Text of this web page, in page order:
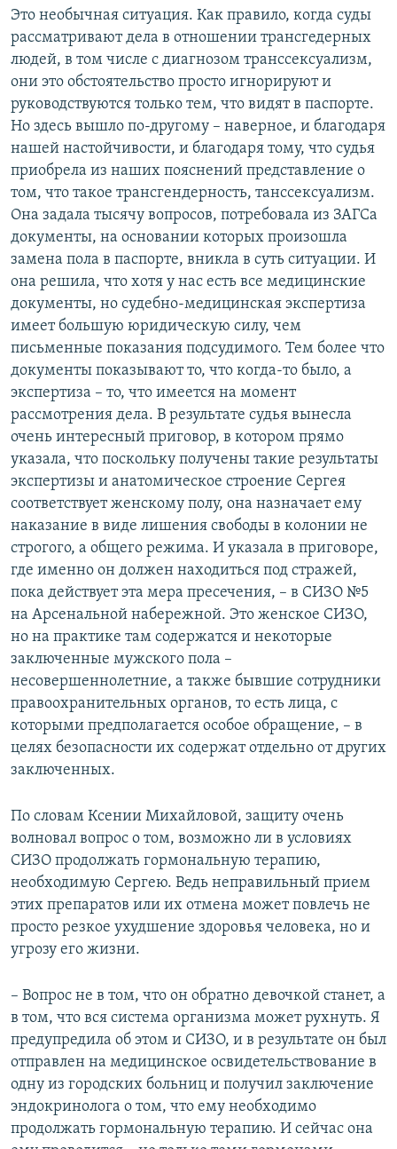
Это необычная ситуация. Как правило, когда суды
рассматривают дела в отношении трансгедерных
людей, в том числе с диагнозом транссексуализм,
они это обстоятельство просто игнорируют и
руководствуются только тем, что видят в паспорте.
Но здесь вышло по-другому – наверное, и благодаря
нашей настойчивости, и благодаря тому, что судья
приобрела из наших пояснений представление о
том, что такое трансгендерность, танссексуализм.
Она задала тысячу вопросов, потребовала из ЗАГСа
документы, на основании которых произошла
замена пола в паспорте, вникла в суть ситуации. И
она решила, что хотя у нас есть все медицинские
документы, но судебно-медицинская экспертиза
имеет большую юридическую силу, чем
письменные показания подсудимого. Тем более что
документы показывают то, что когда-то было, а
экспертиза – то, что имеется на момент
рассмотрения дела. В результате судья вынесла
очень интересный приговор, в котором прямо
указала, что поскольку получены такие результаты
экспертизы и анатомическое строение Сергея
соответствует женскому полу, она назначает ему
наказание в виде лишения свободы в колонии не
строгого, а общего режима. И указала в приговоре,
где именно он должен находиться под стражей,
пока действует эта мера пресечения, – в СИЗО №5
на Арсенальной набережной. Это женское СИЗО,
но на практике там содержатся и некоторые
заключенные мужского пола –
несовершеннолетние, а также бывшие сотрудники
правоохранительных органов, то есть лица, с
которыми предполагается особое обращение, – в
целях безопасности их содержат отдельно от других
заключенных.
По словам Ксении Михайловой, защиту очень
волновал вопрос о том, возможно ли в условиях
СИЗО продолжать гормональную терапию,
необходимую Сергею. Ведь неправильный прием
этих препаратов или их отмена может повлечь не
просто резкое ухудшение здоровья человека, но и
угрозу его жизни.
– Вопрос не в том, что он обратно девочкой станет, а
в том, что вся система организма может рухнуть. Я
предупредила об этом и СИЗО, и в результате он был
отправлен на медицинское освидетельствование в
одну из городских больниц и получил заключение
эндокринолога о том, что ему необходимо
продолжать гормональную терапию. И сейчас она